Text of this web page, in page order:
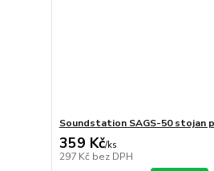
Soundstation SAGS-50 stojan
359 Kč/ks
297 Kč bez DPH